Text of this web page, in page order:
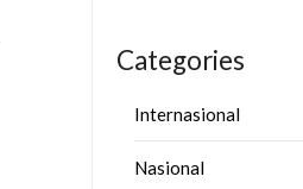
Categories
Internasional
Nasional